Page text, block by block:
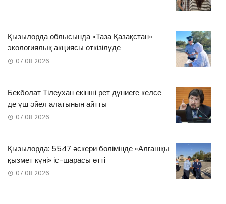
Қызылорда облысында «Таза Қазақстан»
экологиялық акциясы өткізілуде
07.08.2026
Бекболат Тілеухан екінші рет дүниеге келсе
де үш әйел алатынын айтты
07.08.2026
Қызылорда: 5547 әскери бөлімінде «Алғашқы
қызмет күні» іс-шарасы өтті
07.08.2026